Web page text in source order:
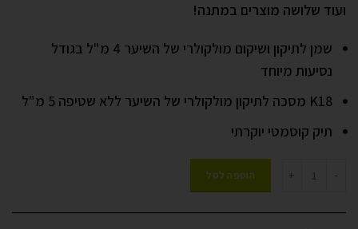
ועוד שלושה מוצרים במתנה!
שמן לתיקון ושיקום מולקולרי של השיער 4 מ"ל בגודל
נסיעות מיוחד
K18 מסכה לתיקון מולקולרי של השיער ללא שטיפה 5 מ"ל
תיק קוסמטי יוקרתי
הוספה לסל